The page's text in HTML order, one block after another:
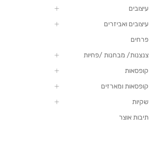
עיצובים
עיצובים ואביזרים
פרחים
צנצנות/ מבחנות /פחיות
קופסאות
קופסאות ומארזים
שקיות
תיבות אוצר